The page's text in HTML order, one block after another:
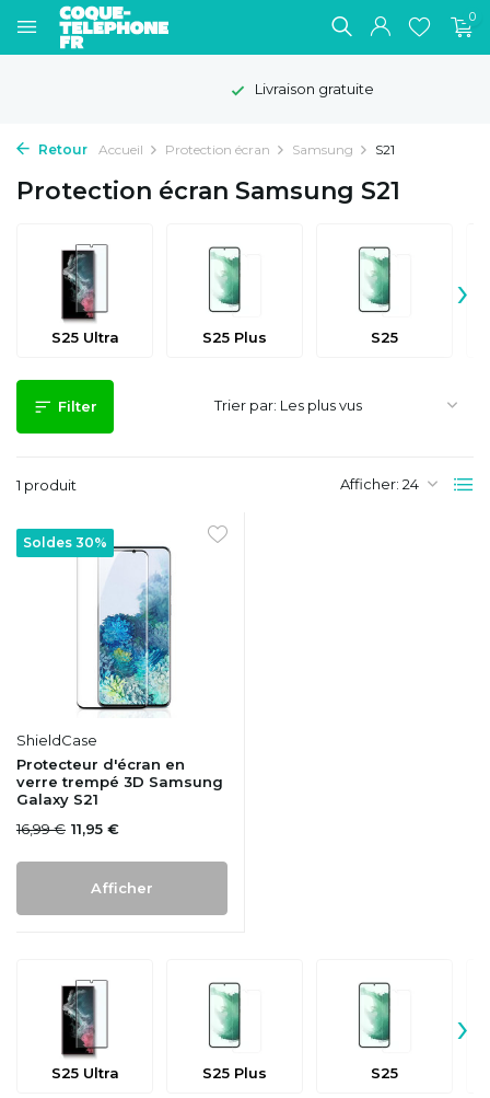
0
Livraison gratuite
Retour Accueil Protection écran Samsung S21
Protection écran Samsung S21
S25 Ultra S25 Plus S25
›
Filter
1 produit Afficher:
Trier par:
Soldes 30%
ShieldCase
Protecteur d'écran en
verre trempé 3D Samsung
Galaxy S21
16,99 € 11,95 €
Afficher
S25 Ultra S25 Plus S25
›